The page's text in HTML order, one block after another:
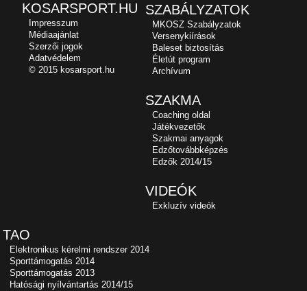
SZABÁLYZATOK
MKOSZ Szabályzatok
Versenykiírások
Baleset biztosítás
Életút program
Archívum
SZAKMA
Coaching oldal
Játékvezetők
Szakmai anyagok
Edzőtovábbképzés
Edzők 2014/15
VIDEÓK
Exkluzív videók
TAO
Elektronikus kérelmi rendszer 2014
Sporttámogatás 2014
Sporttámogatás 2013
Hatósági nyílvántartás 2014/15
KOSARSPORT.HU
Impresszum
Médiaajánlat
Szerzői jogok
Adatvédelem
© 2015 kosarsport.hu